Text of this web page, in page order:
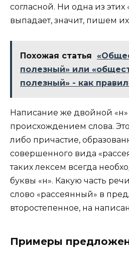
согласной. Ни одна из этих
выпадает, значит, пишем
Похожая статья
полезный» или
полезный» - как
Написание же двойной «н»
происхождением слова.
либо причастие,
совершенного вида
таких лексем всегда
буквы «н». Какую часть
слово «рассеянный» в
второстепенное, на
Примеры